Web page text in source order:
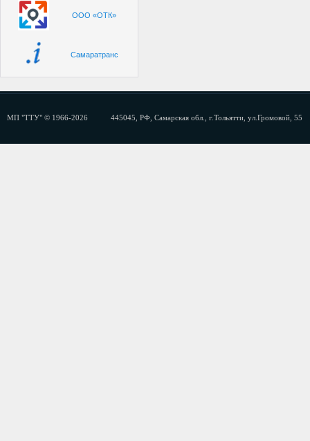
ООО «ОТК»
Самаратранс
МП "ТТУ" © 1966-2026 445045, РФ, Самарская обл., г.Тольятти, ул.Громовой,